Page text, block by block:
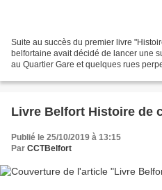
Suite au succès du premier livre
belfortaine avait décidé de lancer une
au Quartier Gare et quelques rues
Livre Belfort Histoire de
Publié le 25/10/2019 à 13:15
Par CCTBelfort